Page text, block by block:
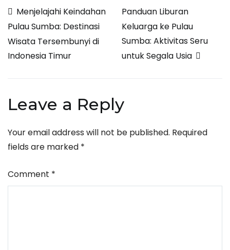
Post
navigation
Menjelajahi Keindahan
Pulau Sumba: Destinasi
Wisata Tersembunyi di
Indonesia Timur
Panduan Liburan
Keluarga ke Pulau
Sumba: Aktivitas Seru
untuk Segala Usia
Leave a Reply
Your email address will not be published. Required
fields are marked *
Comment *